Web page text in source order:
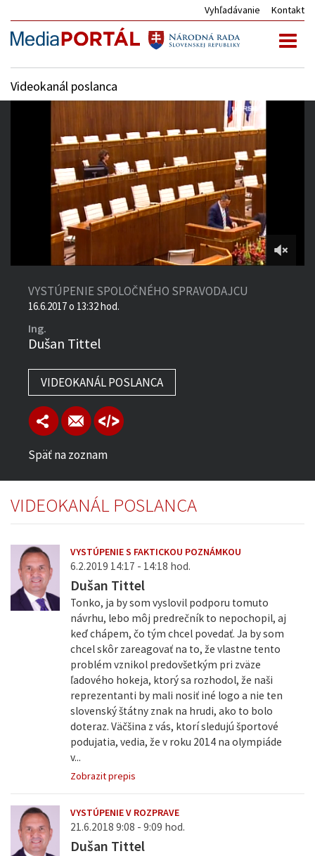
Vyhľadávanie Kontakt
Videokanál poslanca
7:17:29
VYSTÚPENIE SPOLOČNÉHO SPRAVODAJCU
16.6.2017 o 13:32 hod.
Ing.
Dušan Tittel
VIDEOKANÁL POSLANCA
Späť na zoznam
VIDEOKANÁL POSLANCA
VYSTÚPENIE S FAKTICKOU POZNÁMKOU
6.2.2019 14:17 - 14:18 hod.
Dušan Tittel
Tonko, ja by som vyslovil podporu tomuto
návrhu, lebo môj predrečník to nepochopil, aj
keď chápem, čo tým chcel povedať. Ja by som
chcel skôr zareagovať na to, že vlastne tento
problém vznikol predovšetkým pri zväze
ľadového hokeja, ktorý sa rozhodol, že naši
reprezentanti by mali nosiť iné logo a nie ten
slovenský štátny znak na hrudi, ako to bolo
doteraz. Väčšina z vás, ktorí sledujú športové
podujatia, vedia, že v roku 2014 na olympiáde
v...
Zobrazit prepis
VYSTÚPENIE V ROZPRAVE
21.6.2018 9:08 - 9:09 hod.
Dušan Tittel